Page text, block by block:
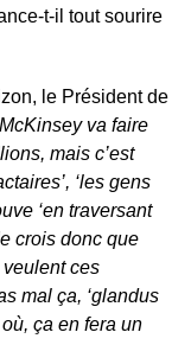
t-il tout sourire
le Président de
va faire
mais c’est
‘les gens
‘en traversant
crois donc que
veulent ces
mal ça, ‘glandus
ça en fera un